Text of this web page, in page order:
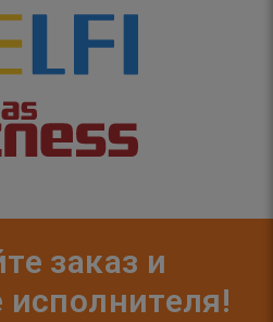
заказ и